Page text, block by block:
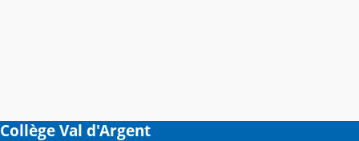
Collège Val d'Argent